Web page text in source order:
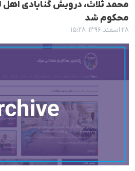
محمد ثلاث، درویش گنابادی اهل
محکوم شد
۲۸ اسفند ۱۳۹۶، ۱۵:۲۸